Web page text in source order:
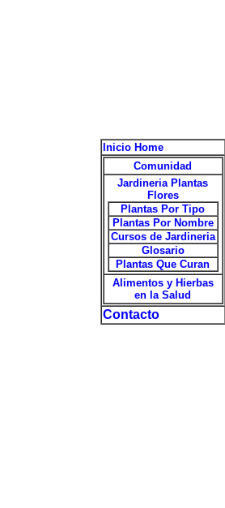
Inicio Home
Comunidad
Jardineria Plantas
Flores
Plantas Por Tipo
Plantas Por Nombre
Cursos de Jardineria
Glosario
Plantas Que Curan
Alimentos y Hierbas
en la Salud
Contacto